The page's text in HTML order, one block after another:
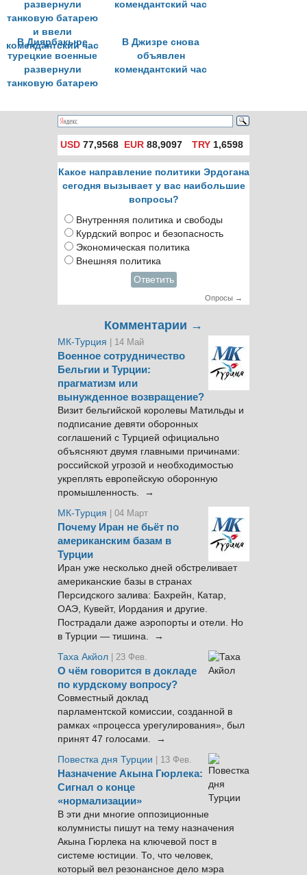
В Диярбакыре
турецкие военные
развернули
танковую батарею
комендантский час
В Джизре снова
объявлен
комендантский час
USD 77,9568 EUR 88,9097 TRY1,6598
Какое направление политики Эрдогана
сегодня вызывает у вас наибольшие
вопросы?
Внутренняя политика и свободы
Курдский вопрос и безопасность
Экономическая политика
Внешняя политика
Ответить
Опросы →
Комментарии →
МК-Турция | 14 Май
Военное сотрудничество
Бельгии и Турции:
прагматизм или
вынужденное возвращение?
Визит бельгийской королевы Матильды и
подписание девяти оборонных
соглашений с Турцией официально
объясняют двумя главными причинами:
российской угрозой и необходимостью
укреплять европейскую оборонную
промышленность. →
МК-Турция
| 04 Март
Почему Иран не бьёт по
американским базам в
Турции
Иран уже несколько дней обстреливает
американские базы в странах
Персидского залива: Бахрейн, Катар,
ОАЭ, Кувейт, Иордания и другие.
Пострадали даже аэропорты и отели. Но
в Турции — тишина. →
Таха Акйол | 23 Фев.
О чём говорится в докладе
по курдскому вопросу?
Совместный доклад
парламентской комиссии, созданной в
рамках «процесса урегулирования», был
принят 47 голосами. →
Повестка дня Турции
| 13 Фев.
Назначение Акына Гюрлека:
Сигнал о конце
«нормализации»
В эти дни многие оппозиционные
колумнисты пишут на тему назначения
Акына Гюрлека на ключевой пост в
системе юстиции. То, что человек,
который вел резонансное дело мэра